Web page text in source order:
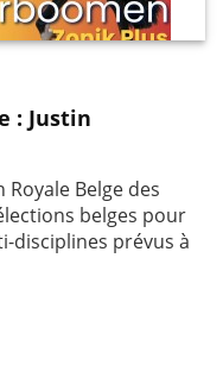
: Justin
Belge des
belges pour
disciplines prévus à